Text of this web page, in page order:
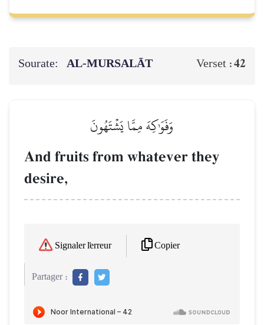
Sourate: AL‑MURSALĀT Verset :42
وَفَوَٰكِهَ مِمَّا يَشۡتَهُونَ
And fruits from whatever they
desire,
Signaler l'erreur Copier
Partager :